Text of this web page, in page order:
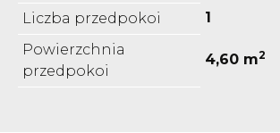
Liczba przedpokoi
1
Powierzchnia
przedpokoi
4,60 m2